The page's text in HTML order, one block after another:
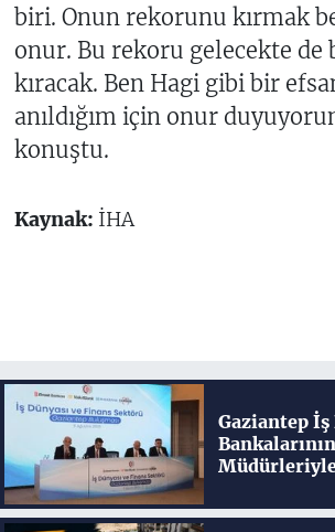
biri. Onun rekorunu kırmak
onur. Bu rekoru gelecekte de
kıracak. Ben Hagi gibi bir
anıldığım için onur
konuştu.
Kaynak: İHA
Gaziantep İş